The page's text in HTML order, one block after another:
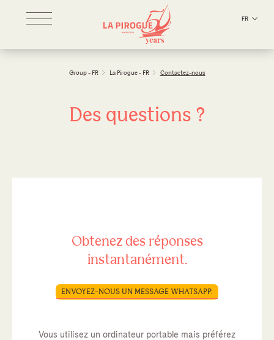
FR
Group - FR La Pirogue - FR Contactez-nous
Des questions ?
Obtenez des réponses
instantanément.
ENVOYEZ-NOUS UN MESSAGE WHATSAPP.
Vous utilisez un ordinateur portable mais préférez